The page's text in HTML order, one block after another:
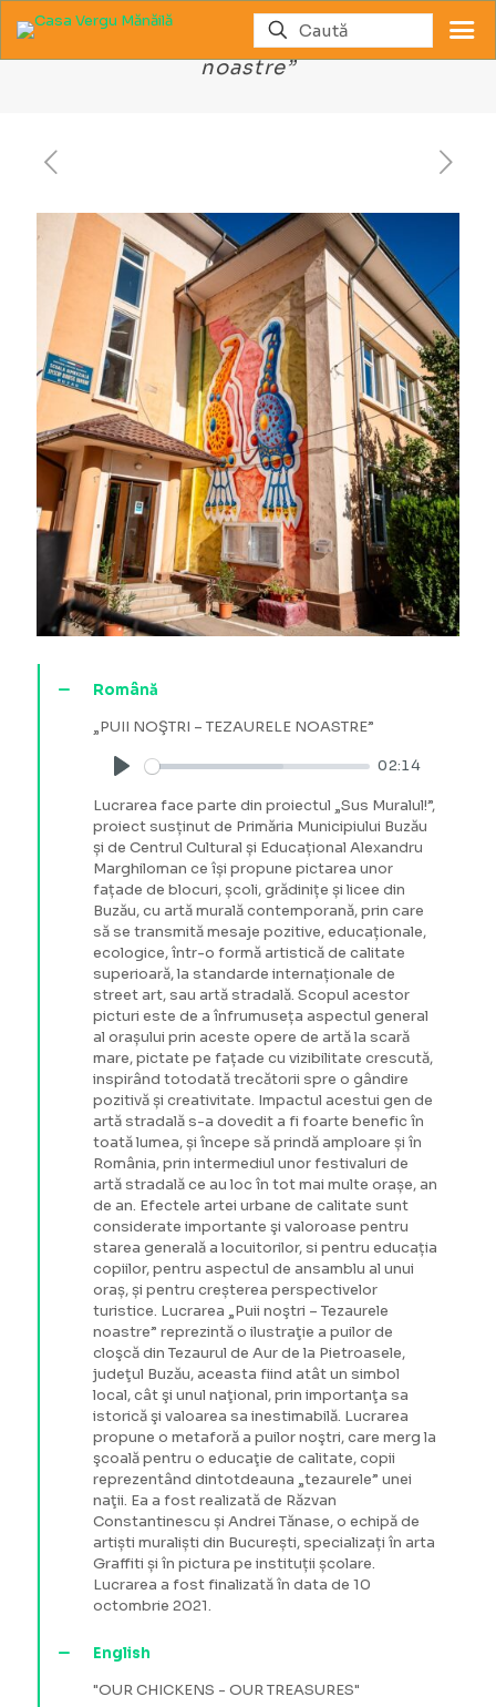
Lucrarea „Puii noștri –Tezaurele
noastre”
Română
„PUII NOŞTRI – TEZAURELE NOASTRE”
Play
02:14
Lucrarea face parte din proiectul „Sus Muralul!”,
proiect susținut de Primăria Municipiului Buzău
și de Centrul Cultural și Educațional Alexandru
Marghiloman ce își propune pictarea unor
fațade de blocuri, școli, grădinițe și licee din
Buzău, cu artă murală contemporană, prin care
să se transmită mesaje pozitive, educaționale,
ecologice, într-o formă artistică de calitate
superioară, la standarde internaționale de
street art, sau artă stradală. Scopul acestor
picturi este de a înfrumuseța aspectul general
al orașului prin aceste opere de artă la scară
mare, pictate pe fațade cu vizibilitate crescută,
inspirând totodată trecătorii spre o gândire
pozitivă și creativitate. Impactul acestui gen de
artă stradală s-a dovedit a fi foarte benefic în
toată lumea, și începe să prindă amploare și în
România, prin intermediul unor festivaluri de
artă stradală ce au loc în tot mai multe orașe, an
de an. Efectele artei urbane de calitate sunt
considerate importante şi valoroase pentru
starea generală a locuitorilor, si pentru educația
copiilor, pentru aspectul de ansamblu al unui
oraș, și pentru creșterea perspectivelor
turistice. Lucrarea „Puii noştri – Tezaurele
noastre” reprezintă o ilustraţie a puilor de
cloşcă din Tezaurul de Aur de la Pietroasele,
judeţul Buzău, aceasta fiind atât un simbol
local, cât şi unul naţional, prin importanţa sa
istorică şi valoarea sa inestimabilă. Lucrarea
propune o metaforă a puilor noştri, care merg la
şcoală pentru o educaţie de calitate, copii
reprezentând dintotdeauna „tezaurele” unei
naţii. Ea a fost realizată de Răzvan
Constantinescu și Andrei Tănase, o echipă de
artiști muraliști din București, specializați în arta
Graffiti și în pictura pe instituții școlare.
Lucrarea a fost finalizată în data de 10
octombrie 2021.
English
"OUR CHICKENS - OUR TREASURES"